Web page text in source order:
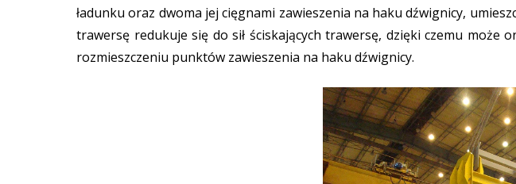
ładunku oraz dwoma jej cięgnami zawieszenia na haku dźwignicy,
trawersę redukuje się do sił ściskających trawersę, dzięki czemu
rozmieszczeniu punktów zawieszenia na haku dźwignicy.